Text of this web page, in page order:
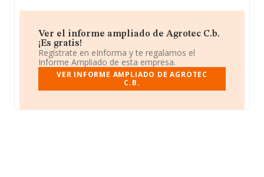
Ver el informe ampliado de Agrotec C.b.
¡Es gratis!
Regístrate en eInforma y te regalamos el
Informe Ampliado de esta empresa.
VER INFORME AMPLIADO DE AGROTEC
C.B.